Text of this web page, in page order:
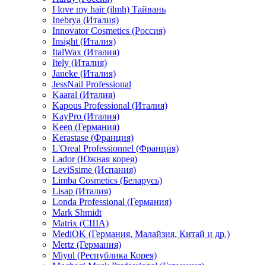
I love my hair (ilmh) Тайвань
Inebrya (Италия)
Innovator Cosmetics (Россия)
Insight (Италия)
ItalWax (Италия)
Itely (Италия)
Janeke (Италия)
JessNail Professional
Kaaral (Италия)
Kapous Professional (Италия)
KayPro (Италия)
Keen (Германия)
Kerastase (Франция)
L'Oreal Professionnel (Франция)
Lador (Южная корея)
LeviSsime (Испания)
Limba Cosmetics (Беларусь)
Lisap (Италия)
Londa Professional (Германия)
Mark Shmidt
Matrix (США)
MediOK (Германия, Малайзия, Китай и др.)
Mertz (Германия)
Miyul (Республика Корея)